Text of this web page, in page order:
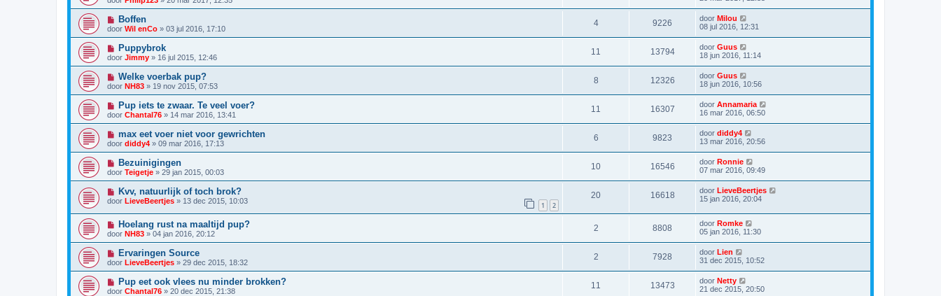
Boffen
door Wil enCo » 03 jul 2016, 17:10
4 9226 door Milou
08 jul 2016, 12:31
Puppybrok
door Jimmy » 16 jul 2015, 12:46
11 13794 door Guus
18 jun 2016, 11:14
Welke voerbak pup?
door NH83 » 19 nov 2015, 07:53
8 12326 door Guus
18 jun 2016, 10:56
Pup iets te zwaar. Te veel voer?
door Chantal76 » 14 mar 2016, 13:41
11 16307 door Annamaria
16 mar 2016, 06:50
max eet voer niet voor gewrichten
door diddy4 » 09 mar 2016, 17:13
6 9823 door diddy4
13 mar 2016, 20:56
Bezuinigingen
door Teigetje » 29 jan 2015, 00:03
10 16546 door Ronnie
07 mar 2016, 09:49
Kvv, natuurlijk of toch brok?
door LieveBeertjes » 13 dec 2015, 10:03 1 2
20 16618 door LieveBeertjes
15 jan 2016, 20:04
Hoelang rust na maaltijd pup?
door NH83 » 04 jan 2016, 20:12
2 8808 door Romke
05 jan 2016, 11:30
Ervaringen Source
door LieveBeertjes » 29 dec 2015, 18:32
2 7928 door Lien
31 dec 2015, 10:52
Pup eet ook vlees nu minder brokken?
door Chantal76 » 20 dec 2015, 21:38
11 13473 door Netty
21 dec 2015, 20:50